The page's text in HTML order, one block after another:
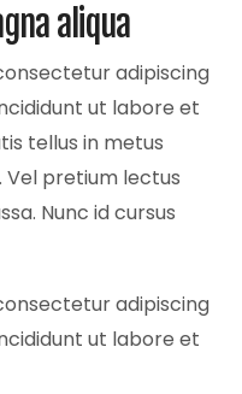
aliqua
adipiscing
ut labore et
tellus in metus
Vel pretium lectus
Nunc id cursus
adipiscing
ut labore et